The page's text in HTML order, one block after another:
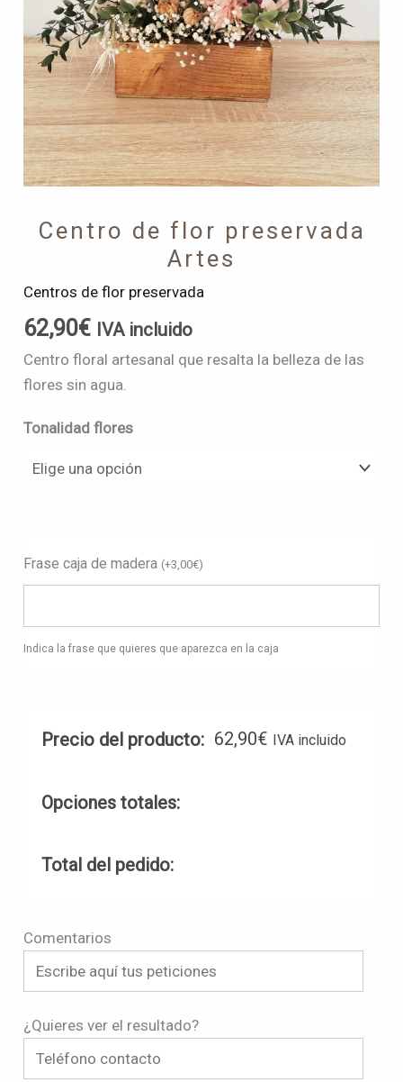
Centro de flor preservada
Artes
Centros de flor preservada
62,90€ IVA incluido
Centro floral artesanal que resalta la belleza de las
flores sin agua.
Tonalidad flores
Frase caja de madera (+3,00€)
Indica la frase que quieres que aparezca en la caja
Precio del producto: 62,90€ IVA incluido
Opciones totales:
Total del pedido:
Comentarios
¿Quieres ver el resultado?